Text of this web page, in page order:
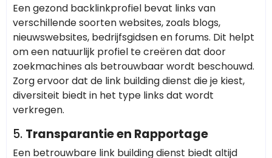
Een gezond backlinkprofiel bevat links van
verschillende soorten websites, zoals blogs,
nieuwswebsites, bedrijfsgidsen en forums. Dit helpt
om een natuurlijk profiel te creëren dat door
zoekmachines als betrouwbaar wordt beschouwd.
Zorg ervoor dat de link building dienst die je kiest,
diversiteit biedt in het type links dat wordt
verkregen.
5. Transparantie en Rapportage
Een betrouwbare link building dienst biedt altijd